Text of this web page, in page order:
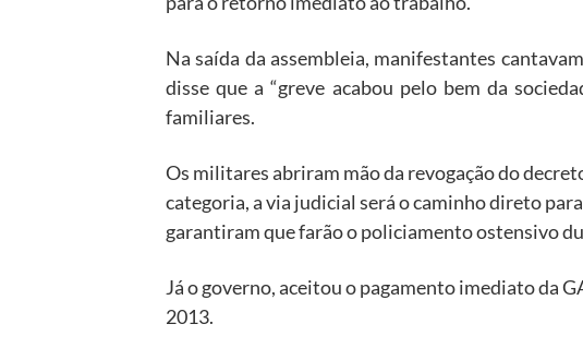
Na saída da assembleia, manifestantes
disse que a “greve acabou pelo bem da
familiares.
Os militares abriram mão da revogação do
categoria, a via judicial será o caminho direto
garantiram que farão o policiamento ostensivo
Já o governo, aceitou o pagamento imediato da
2013.